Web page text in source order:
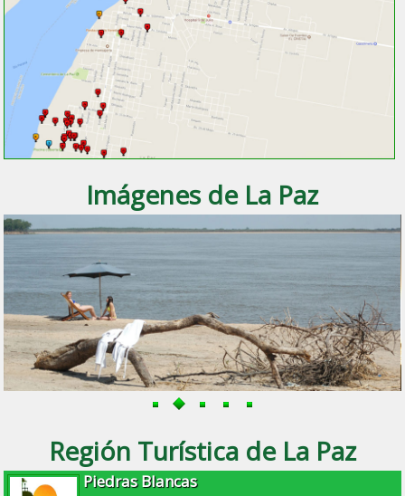
Imágenes de La Paz
Región Turística de La Paz
Piedras Blancas